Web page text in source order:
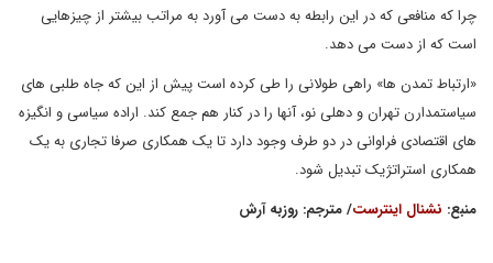
چرا که منافعی که در این رابطه به دست می آورد به مراتب بیشتر از چیزهایی
است که از دست می دهد.
«ارتباط تمدن ها» راهی طولانی را طی کرده است پیش از این که جاه طلبی های
سیاستمدارن تهران و دهلی نو، آنها را در کنار هم جمع کند. اراده سیاسی و انگیزه
های اقتصادی فراوانی در دو طرف وجود دارد تا یک همکاری صرفا تجاری به یک
همکاری استراتژیک تبدیل شود.
منبع: نشنال اینترست/ مترجم: روزبه آرش